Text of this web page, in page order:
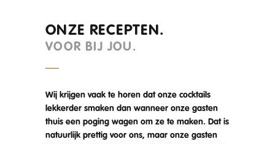
ONZE RECEPTEN.
VOOR BIJ JOU.
Wij krijgen vaak te horen dat onze cocktails
lekkerder smaken dan wanneer onze gasten
thuis een poging wagen om ze te maken. Dat is
natuurlijk prettig voor ons, maar onze gasten